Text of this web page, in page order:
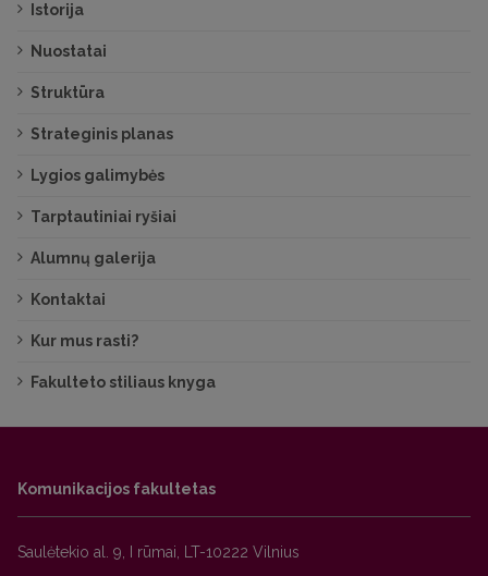
Istorija
Nuostatai
Struktūra
Strateginis planas
Lygios galimybės
Tarptautiniai ryšiai
Alumnų galerija
Kontaktai
Kur mus rasti?
Fakulteto stiliaus knyga
Komunikacijos fakultetas
Saulėtekio al. 9, I rūmai, LT-10222 Vilnius